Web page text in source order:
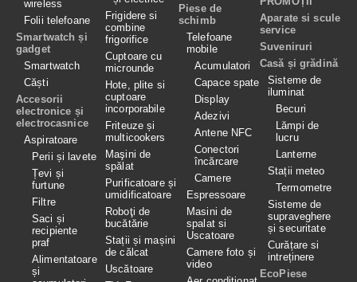
wireless
Folii telefoane
Smartwatch și
gadget
Smartwatch
Căști
Accesorii
electronice și
electrocasnice
Aspiratoare
Perii și lavete
Țevi și
furtune
Filtre
Saci și
recipiente
praf
Alimentatoare
și
Frigidere si
combine
frigorifice
Cuptoare cu
microunde
Hote, plite si
cuptoare
incorporabile
Friteuze și
multicookers
Maşini de
spălat
Purificatoare și
umidificatoare
Roboţi de
bucătărie
Stații și mașini
de călcat
Uscătoare
Piese de
schimb
Telefoane
mobile
Acumulatori
Capace spate
Display
Adezivi
Antene NFC
Conectori
încărcare
Camere
Espressoare
Masini de
spalat si
Uscatoare
Camere foto și
video
Aparate si scule
service
Suveniruri
Casă și grădină
Sisteme de
iluminat
Becuri
Lămpi de
lucru
Lanterne
Stații meteo
Termometre
Sisteme de
supraveghere
și securitate
Curățare si
intreținere
EcoPiese